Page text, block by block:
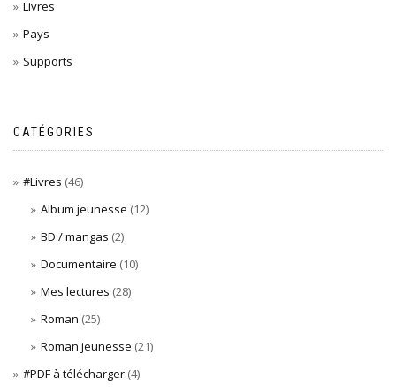
Livres
Pays
Supports
CATÉGORIES
#Livres (46)
Album jeunesse (12)
BD / mangas (2)
Documentaire (10)
Mes lectures (28)
Roman (25)
Roman jeunesse (21)
#PDF à télécharger (4)